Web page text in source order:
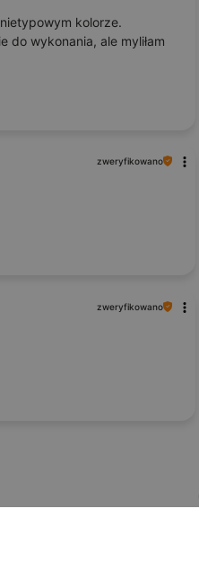
kolorze.
do wykonania, ale myliłam
zweryfikowano
zweryfikowano